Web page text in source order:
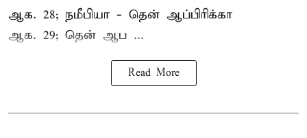
ஆக. 28; நமீபியா - தென் ஆப்பிரிக்கா
ஆக. 29; தென் ஆப ...
Read More